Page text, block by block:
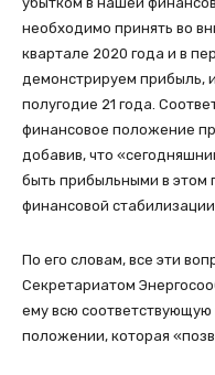
необходимо принять во
квартале 2020 года и в
демонстрируем прибыль,
полугодие 21 года.
финансовое положение
добавив, что
быть прибыльными в этом
финансовой
По его словам, все эти
Секретариатом
ему всю
положении, которая